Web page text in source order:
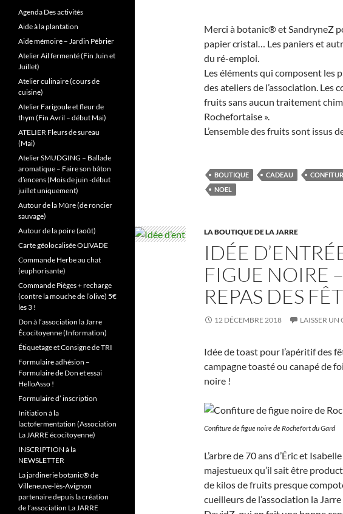
Merci à botanic® et SandryneZ
papier cristal… Les paniers et
du ré-emploi.
Les éléments qui composent les
des ateliers de l’association. Les
fruits sans aucun traitement
Rochefortaise ».
L’ensemble des fruits sont issus
BOUTIQUE CADEAU
NOEL
LA BOUTIQUE DE LA JARRE
IDÉE
FIGUE NOIRE
REPAS DES
12 DÉCEMBRE 2018 LAISSER
Idée de toast pour l’apéritif des
campagne toasté ou canapé de
noire !
Confiture de figue noire de Rochefort du Gard
L’arbre de 70 ans d’Éric et
majestueux qu’il sait être
de kilos de fruits presque
cueilleurs de l’association la
Agenda Des activités
Aide à la plantation
Aide mémoire – Jardin Pébrier
Atelier Ail fermenté (Fin Juin et
Juillet)
Atelier culinaire (cours de
cuisine)
Atelier Farigoule et fleur de
thym (Fin Avril – début Mai)
ATELIER Fleurs de sureau
(Mai)
Atelier SMUDGING – Ballade
aromatique – Faire son bâton
d’encens (Mois de juin -début
juillet uniquement)
Autour de la Mûre (de roncier
sauvage)
Autour de la poire (août)
Carte géolocalisée OLIVADE
Commande Herbe au chat
(euphorisante)
Commande Pièges + recharge
(contre la mouche de l’olive) 5€
les 3 !
Don à l’association la Jarre
Écocitoyenne (Information)
Étiquetage et Consigne de TRI
Formulaire adhésion –
Formulaire de Don et essai
HelloAsso !
Formulaire d’ inscription
Initiation à la
lactofermentation (Association
La JARRE écocitoyenne)
INSCRIPTION à la
NEWSLETTER
La jardinerie botanic® de
Villeneuve-lès-Avignon
partenaire depuis la création
de l’association La JARRE